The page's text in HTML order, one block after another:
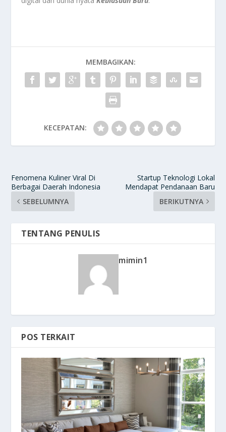
MEMBAGIKAN:
KECEPATAN:
Fenomena Kuliner Viral Di
Berbagai Daerah Indonesia
SEBELUMNYA
Startup Teknologi Lokal
Mendapat Pendanaan Baru
BERIKUTNYA
TENTANG PENULIS
mimin1
POS TERKAIT